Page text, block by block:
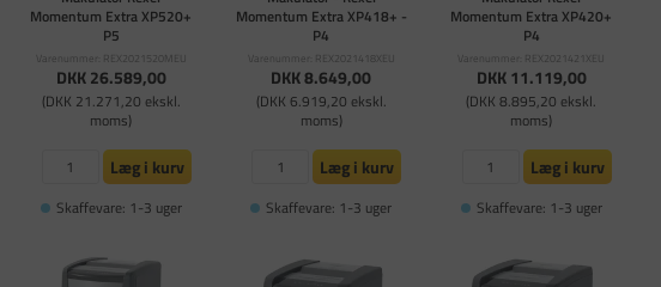
Momentum Extra XP520+
P5
Varenummer: REX2021520MEU
DKK 26.589,00
(DKK 21.271,20 ekskl.
moms)
Læg i kurv
Skaffevare: 1-3 uger
Momentum Extra XP418+ -
P4
Varenummer: REX2021418XEU
DKK 8.649,00
(DKK 6.919,20 ekskl.
moms)
Læg i kurv
Skaffevare: 1-3 uger
Momentum Extra XP420+
P4
Varenummer: REX2021421XEU
DKK 11.119,00
(DKK 8.895,20 ekskl.
moms)
Læg i kurv
Skaffevare: 1-3 uger